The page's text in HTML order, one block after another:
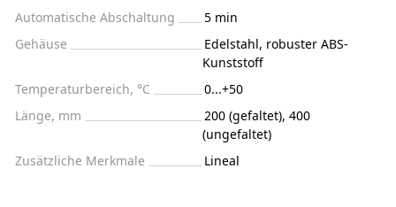
Automatische Abschaltung
5 min
Gehäuse
Edelstahl, robuster ABS-
Kunststoff
Temperaturbereich, °C
0...+50
Länge, mm
200 (gefaltet), 400
(ungefaltet)
Zusätzliche Merkmale
Lineal